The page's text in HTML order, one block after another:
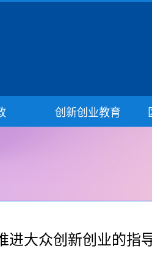
创新创业教育
进大众创新创业的指